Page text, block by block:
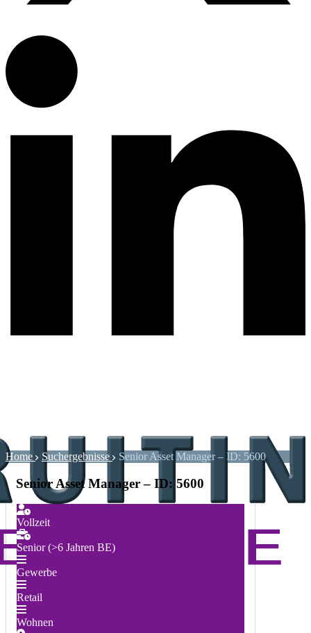
Home Suchergebnisse Senior Asset Manager – ID: 5600
Senior Asset Manager – ID: 5600
Vollzeit
Senior (>6 Jahren BE)
Gewerbe
Retail
Wohnen